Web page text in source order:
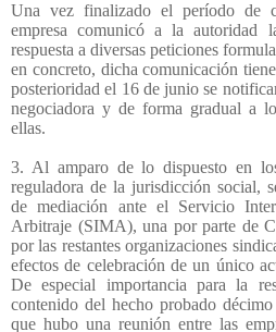
Una vez finalizado el período de
empresa comunicó a la autoridad
respuesta a diversas peticiones
en concreto, dicha comunicación
posterioridad el 16 de junio se
negociadora y de forma gradual a
ellas.
3. Al amparo de lo dispuesto en
reguladora de la jurisdicción social,
de mediación ante el Servicio
Arbitraje (SIMA), una por parte de
por las restantes organizaciones
efectos de celebración de un único
De especial importancia para la
contenido del hecho probado
que hubo una reunión entre las